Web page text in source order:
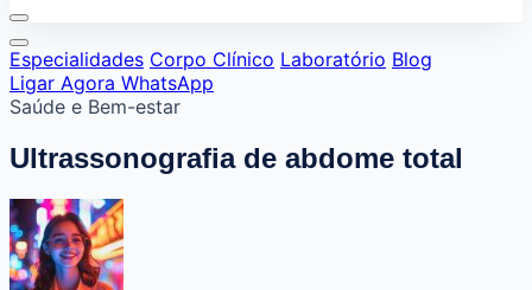
Especialidades Corpo Clínico Laboratório Blog
Ligar Agora WhatsApp
Saúde e Bem-estar
Ultrassonografia de abdome total